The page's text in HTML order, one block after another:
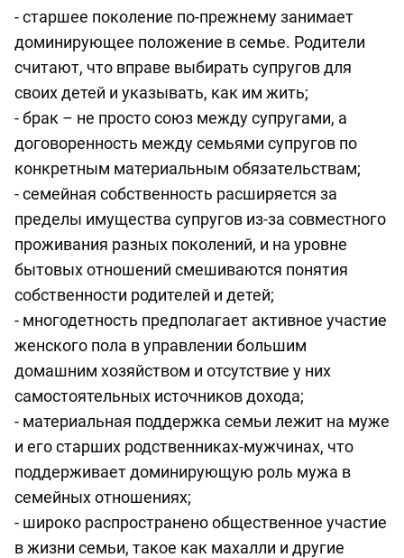
- старшее поколение по-прежнему занимает
доминирующее положение в семье. Родители
считают, что вправе выбирать супругов для
своих детей и указывать, как им жить;
- брак – не просто союз между супругами, а
договоренность между семьями супругов по
конкретным материальным обязательствам;
- семейная собственность расширяется за
пределы имущества супругов из-за совместного
проживания разных поколений, и на уровне
бытовых отношений смешиваются понятия
собственности родителей и детей;
- многодетность предполагает активное участие
женского пола в управлении большим
домашним хозяйством и отсутствие у них
самостоятельных источников дохода;
- материальная поддержка семьи лежит на муже
и его старших родственниках-мужчинах, что
поддерживает доминирующую роль мужа в
семейных отношениях;
- широко распространено общественное участие
в жизни семьи, такое как махалли и другие